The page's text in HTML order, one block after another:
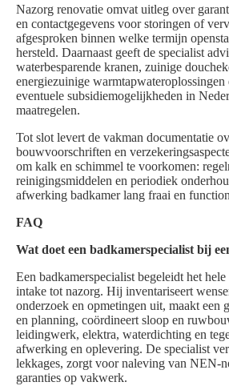
Nazorg renovatie omvat uitleg over
en contactgegevens voor storingen of
afgesproken binnen welke termijn
hersteld. Daarnaast geeft de specialist
waterbesparende kranen, zuinige
energiezuinige
eventuele subsidiemogelijkheden in
maatregelen.
Tot slot levert de vakman documentatie
bouwvoorschriften en
om kalk en schimmel te voorkomen:
reinigingsmiddelen en periodiek
afwerking badkamer lang fraai en
FAQ
Wat doet een badkamerspecialist bij
Een badkamerspecialist begeleidt het
intake tot nazorg. Hij inventariseert
onderzoek en opmetingen uit, maakt een
en planning, coördineert sloop en
leidingwerk, elektra, waterdichting en
afwerking en oplevering. De specialist
lekkages, zorgt voor naleving van NEN-
garanties op vakwerk.